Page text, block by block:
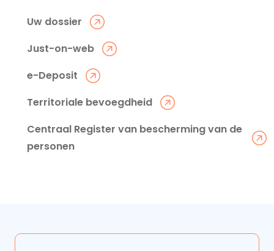
Uw dossier
Just-on-web
e-Deposit
Territoriale bevoegdheid
Centraal Register van bescherming van de
personen